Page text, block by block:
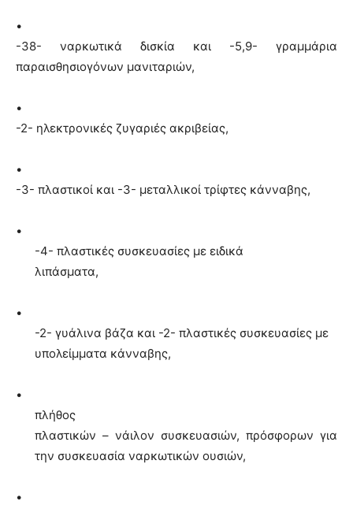
•
-38- ναρκωτικά δισκία και -5,9- γραμμάρια
παραισθησιογόνων μανιταριών,
•
-2- ηλεκτρονικές ζυγαριές ακριβείας,
•
-3- πλαστικοί και -3- μεταλλικοί τρίφτες κάνναβης,
•
-4- πλαστικές συσκευασίες με ειδικά
λιπάσματα,
•
-2- γυάλινα βάζα και -2- πλαστικές συσκευασίες με
υπολείμματα κάνναβης,
•
πλήθος
πλαστικών – νάιλον συσκευασιών, πρόσφορων για
την συσκευασία ναρκωτικών ουσιών,
•